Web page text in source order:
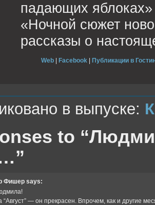
падающих
«Ночной сюжет
рассказы о
Web | Facebook | Публикации в
в выпуске:
to
Фишер says:
“Август” — он прекрасен. Впрочем, как и другие